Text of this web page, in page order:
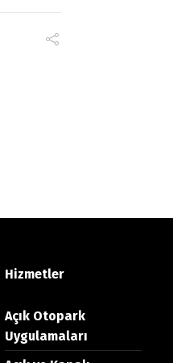
Hizmetler
Açık Otopark
Uygulamaları